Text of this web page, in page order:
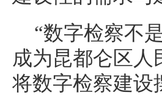
“数字检察不
成为昆都仑区
将数字检察建设